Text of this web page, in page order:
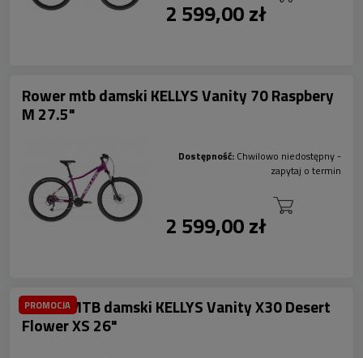
2 599,00 zł
Rower mtb damski KELLYS Vanity 70 Raspbery
M 27.5"
Dostępność: Chwilowo niedostępny -
zapytaj o termin
2 599,00 zł
Rower MTB damski KELLYS Vanity X30 Desert
Flower XS 26"
PROMOCJA